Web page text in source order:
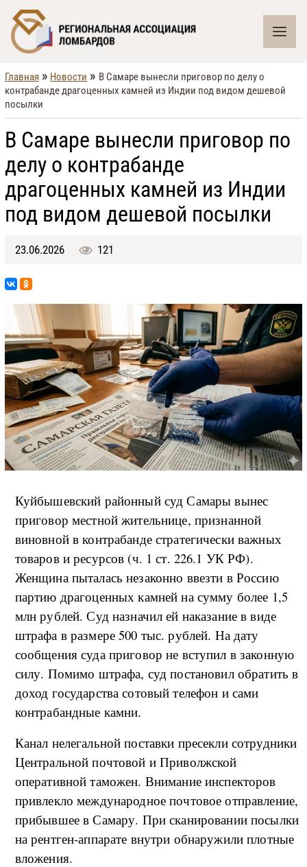
Главная » Новости » В Самаре вынесли приговор по делу о
контрабанде драгоценных камней из Индии под видом дешевой
посылки
В Самаре вынесли приговор по
делу о контрабанде
драгоценных камней из Индии
под видом дешевой посылки
23.06.2026 121
Куйбышевский районный суд Самары вынес
приговор местной жительнице, признанной
виновной в контрабанде стратегически важных
товаров и ресурсов (ч. 1 ст. 226.1 УК РФ).
Женщина пыталась незаконно ввезти в Россию
партию драгоценных камней на сумму более 1,5
млн рублей. Суд назначил ей наказание в виде
штрафа в размере 500 тыс. рублей. На дату
сообщения суда приговор не вступил в законную
силу. Помимо штрафа, суд постановил обратить в
доход государства сотовый телефон и сами
контрабандные камни.
Канал нелегальной поставки пресекли сотрудники
Центральной почтовой и Приволжской
оперативной таможен. Внимание инспекторов
привлекло международное почтовое отправление,
прибывшее в Самару. При сканировании посылки
на рентген-аппарате внутри обнаружили плотные
вложения.